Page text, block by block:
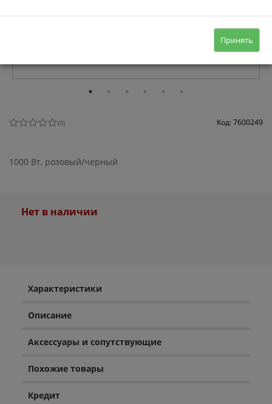
(0) Код: 7600249
1000 Вт, розовый/черный
Нет в наличии
Характеристики
Описание
Аксессуары и сопутствующие
Похожие товары
Кредит
Принять